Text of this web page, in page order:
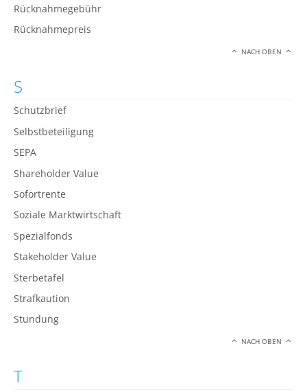
Rücknahmegebühr
Rücknahmepreis
NACH OBEN
S
Schutzbrief
Selbstbeteiligung
SEPA
Shareholder Value
Sofortrente
Soziale Marktwirtschaft
Spezialfonds
Stakeholder Value
Sterbetafel
Strafkaution
Stundung
NACH OBEN
T